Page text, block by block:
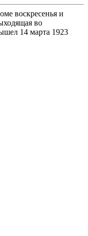
воскресенья и
во
14 марта 1923